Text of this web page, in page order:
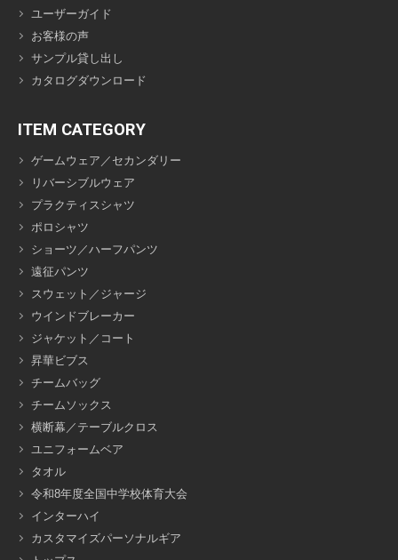
ユーザーガイド
お客様の声
サンプル貸し出し
カタログダウンロード
ITEM CATEGORY
ゲームウェア／セカンダリー
リバーシブルウェア
プラクティスシャツ
ポロシャツ
ショーツ／ハーフパンツ
遠征パンツ
スウェット／ジャージ
ウインドブレーカー
ジャケット／コート
昇華ビブス
チームバッグ
チームソックス
横断幕／テーブルクロス
ユニフォームベア
タオル
令和8年度全国中学校体育大会
インターハイ
カスタマイズパーソナルギア